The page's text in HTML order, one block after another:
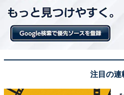
に浸かれ、湯けむりと白銀
温泉街で非日常を満喫でき
岡県）
「冬景色の温泉街を歩くだけ
す」（40代女性／青森県）
注目の連